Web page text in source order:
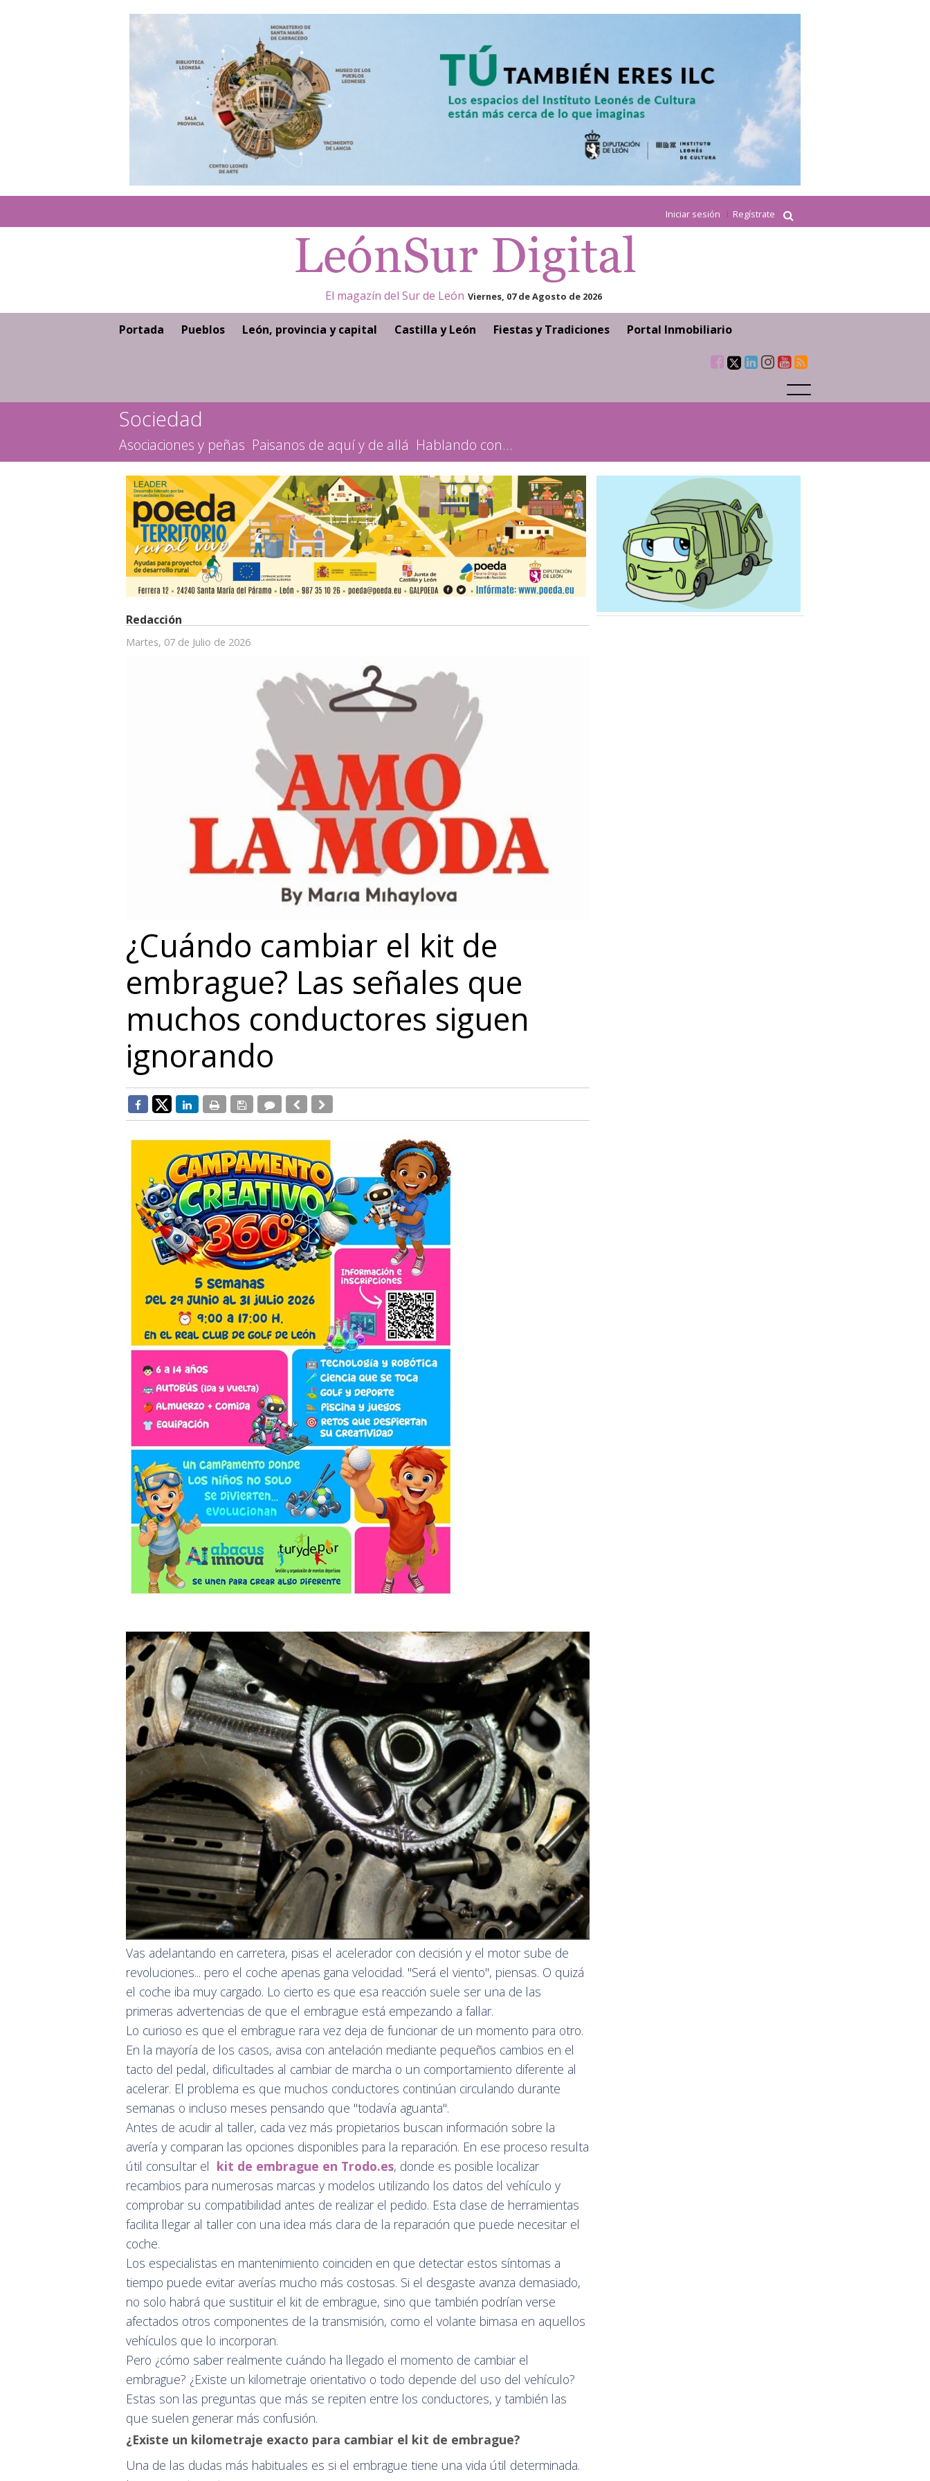
Iniciar sesión Regístrate
El magazín del Sur de León Viernes, 07 de Agosto de 2026
Portada Pueblos León, provincia y capital Castilla y León Fiestas y Tradiciones Portal Inmobiliario
Sociedad
Asociaciones y peñas Paisanos de aquí y de allá Hablando con...
Redacción
Martes, 07 de Julio de 2026
¿Cuándo cambiar el kit de
embrague? Las señales que
muchos conductores siguen
ignorando
Vas adelantando en carretera, pisas el acelerador con decisión y el motor sube de
revoluciones... pero el coche apenas gana velocidad. "Será el viento", piensas. O quizá
el coche iba muy cargado. Lo cierto es que esa reacción suele ser una de las
primeras advertencias de que el embrague está empezando a fallar.
Lo curioso es que el embrague rara vez deja de funcionar de un momento para otro.
En la mayoría de los casos, avisa con antelación mediante pequeños cambios en el
tacto del pedal, dificultades al cambiar de marcha o un comportamiento diferente al
acelerar. El problema es que muchos conductores continúan circulando durante
semanas o incluso meses pensando que "todavía aguanta".
Antes de acudir al taller, cada vez más propietarios buscan información sobre la
avería y comparan las opciones disponibles para la reparación. En ese proceso resulta
útil consultar el kit de embrague en Trodo.es, donde es posible localizar
recambios para numerosas marcas y modelos utilizando los datos del vehículo y
comprobar su compatibilidad antes de realizar el pedido. Esta clase de herramientas
facilita llegar al taller con una idea más clara de la reparación que puede necesitar el
coche.
Los especialistas en mantenimiento coinciden en que detectar estos síntomas a
tiempo puede evitar averías mucho más costosas. Si el desgaste avanza demasiado,
no solo habrá que sustituir el kit de embrague, sino que también podrían verse
afectados otros componentes de la transmisión, como el volante bimasa en aquellos
vehículos que lo incorporan.
Pero ¿cómo saber realmente cuándo ha llegado el momento de cambiar el
embrague? ¿Existe un kilometraje orientativo o todo depende del uso del vehículo?
Estas son las preguntas que más se repiten entre los conductores, y también las
que suelen generar más confusión.
¿Existe un kilometraje exacto para cambiar el kit de embrague?
Una de las dudas más habituales es si el embrague tiene una vida útil determinada.